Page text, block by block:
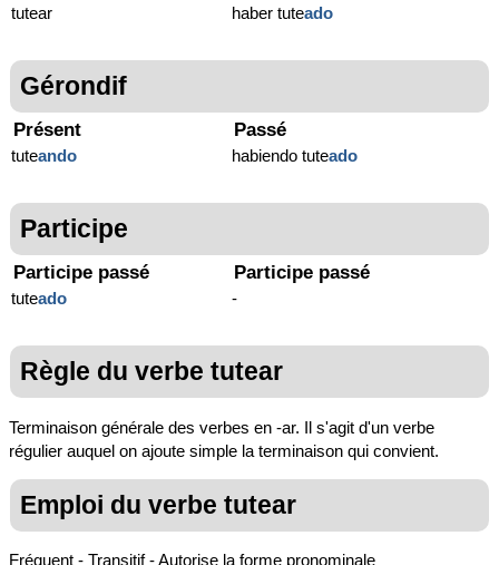
tutear haber tuteado
Gérondif
Présent
tuteando
Passé
habiendo tuteado
Participe
Participe passé
tuteado
Participe passé
-
Règle du verbe tutear
Terminaison générale des verbes en -ar. Il s'agit d'un verbe
régulier auquel on ajoute simple la terminaison qui convient.
Emploi du verbe tutear
Fréquent - Transitif - Autorise la forme pronominale